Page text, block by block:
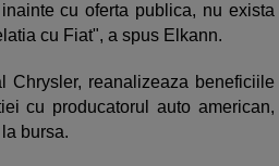
cu oferta publica, nu exista
cu Fiat", a spus Elkann.
Chrysler, reanalizeaza beneficiile
cu producatorul auto american,
bursa.